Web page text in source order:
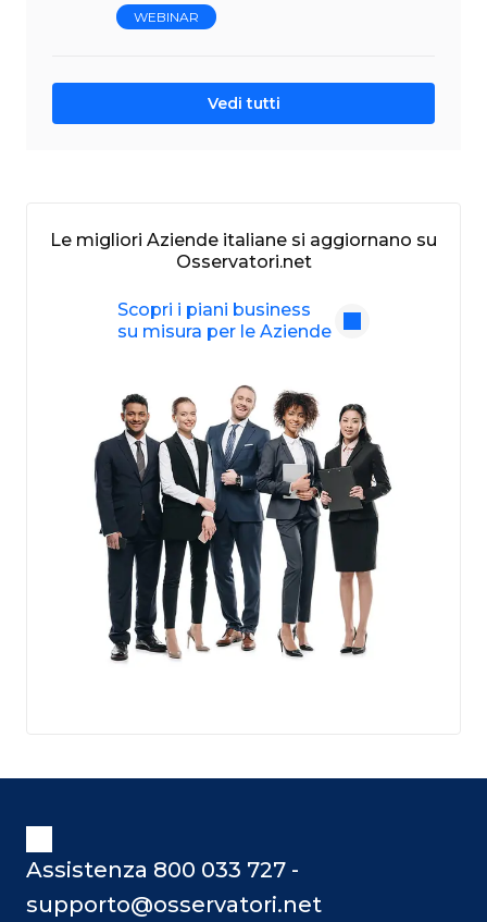
WEBINAR
Vedi tutti
Le migliori Aziende italiane si aggiornano su
Osservatori.net
Scopri i piani business
su misura per le Aziende
Assistenza 800 033 727 -
supporto@osservatori.net